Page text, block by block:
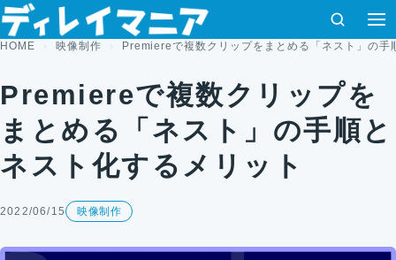
コンテンツへスキップ
検索
HOME 映像制作 Premiereで複数クリップをまとめる「ネスト」の手
Premiereで複数クリップを
まとめる「ネスト」の手順と
ネスト化するメリット
2022/06/15 映像制作